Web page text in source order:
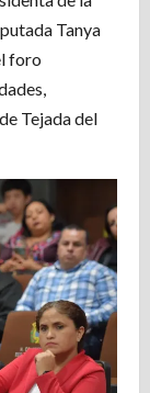
Tanya
foro
Tejada del